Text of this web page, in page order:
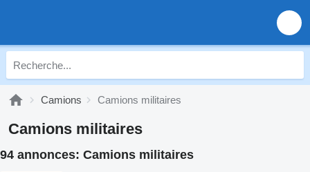
Camions Camions militaires
Camions militaires
94 annonces: Camions militaires